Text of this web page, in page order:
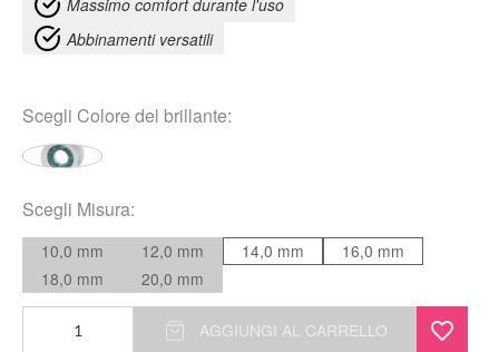
Massimo comfort durante l'uso
Abbinamenti versatili
Scegli Colore del brillante:
Scegli Misura:
10,0 mm 12,0 mm 14,0 mm
16,0 mm
18,0 mm
20,0 mm
AGGIUNGI AL CARRELLO